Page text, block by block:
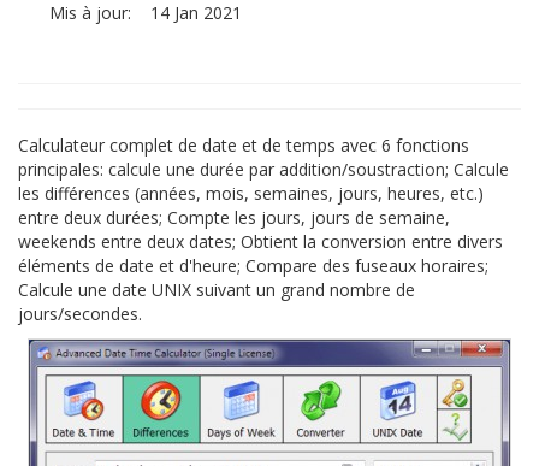
Mis à jour:
14 Jan 2021
Calculateur complet de date et de temps avec 6 fonctions
principales: calcule une durée par addition/soustraction; Calcule
les différences (années, mois, semaines, jours, heures, etc.)
entre deux durées; Compte les jours, jours de semaine,
weekends entre deux dates; Obtient la conversion entre divers
éléments de date et d'heure; Compare des fuseaux horaires;
Calcule une date UNIX suivant un grand nombre de
jours/secondes.